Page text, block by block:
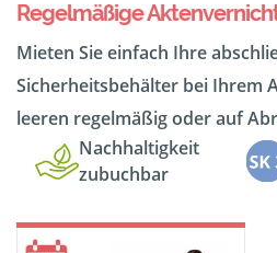
Regelmäßige
Mieten Sie einfach Ihre
Sicherheitsbehälter bei Ihrem
leeren regelmäßig oder auf
Nachhaltigkeit
zubuchbar